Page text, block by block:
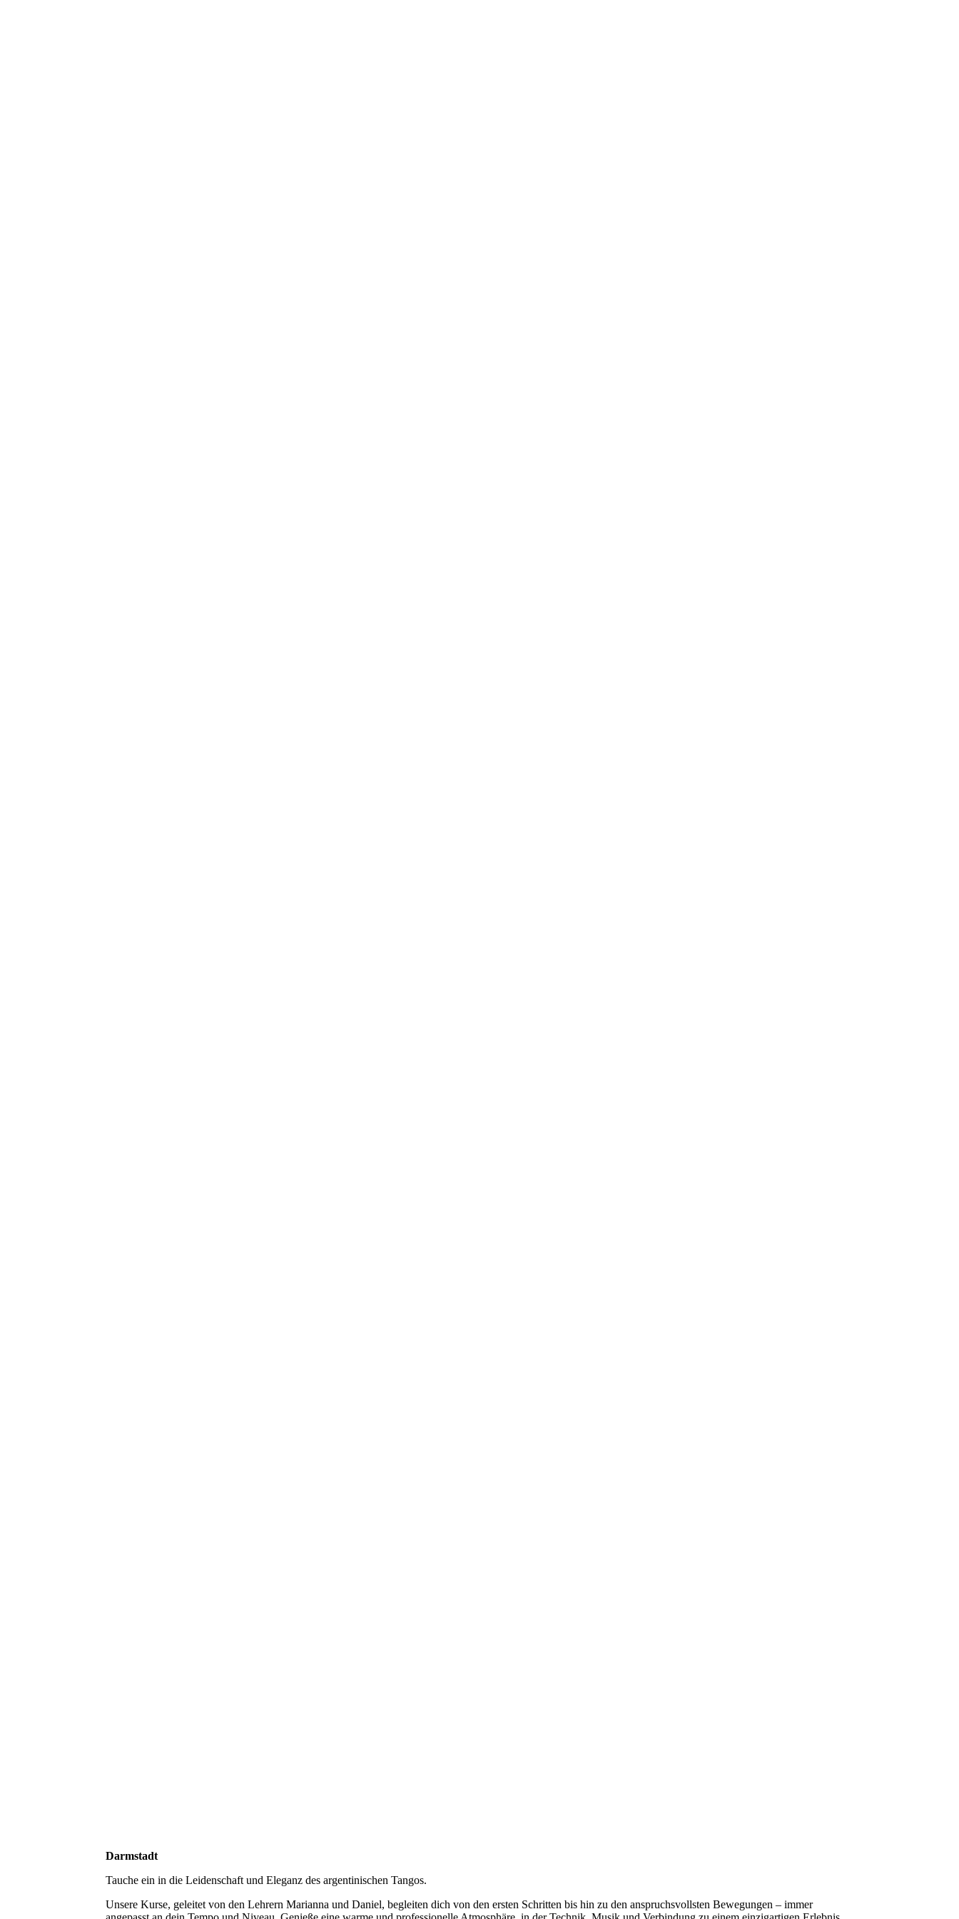
Darmstadt
Tauche ein in die Leidenschaft und Eleganz des argentinischen Tangos.
Unsere Kurse, geleitet von den Lehrern Marianna und Daniel, begleiten dich von den ersten Schritten bis hin zu den anspruchsvollsten Bewegungen – immer